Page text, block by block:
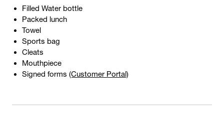
Filled Water bottle
Packed lunch
Towel
Sports bag
Cleats
Mouthpiece
Signed forms (Customer Portal)